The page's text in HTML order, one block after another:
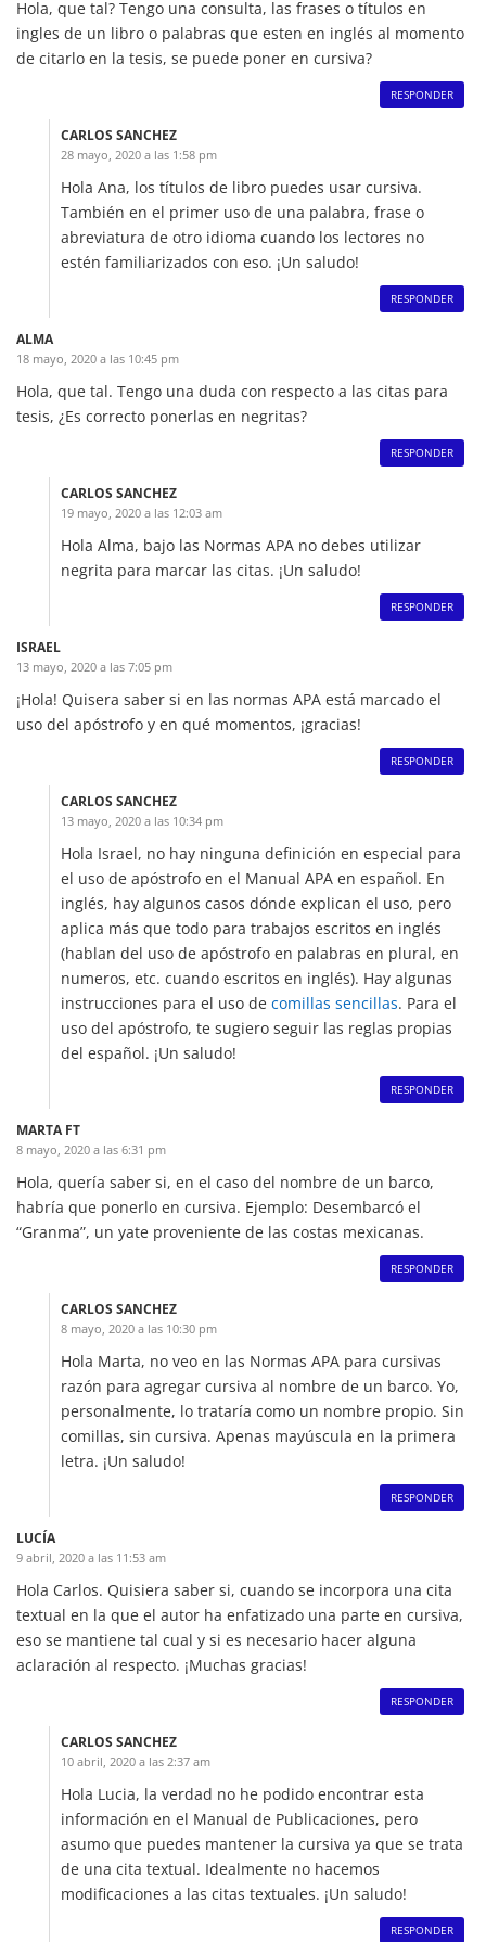
Hola, que tal? Tengo una consulta, las frases o títulos en
ingles de un libro o palabras que esten en inglés al momento
de citarlo en la tesis, se puede poner en cursiva?
RESPONDER
CARLOS SANCHEZ
28 mayo, 2020 a las 1:58 pm
Hola Ana, los títulos de libro puedes usar cursiva.
También en el primer uso de una palabra, frase o
abreviatura de otro idioma cuando los lectores no
estén familiarizados con eso. ¡Un saludo!
RESPONDER
ALMA
18 mayo, 2020 a las 10:45 pm
Hola, que tal. Tengo una duda con respecto a las citas para
tesis, ¿Es correcto ponerlas en negritas?
RESPONDER
CARLOS SANCHEZ
19 mayo, 2020 a las 12:03 am
Hola Alma, bajo las Normas APA no debes utilizar
negrita para marcar las citas. ¡Un saludo!
RESPONDER
ISRAEL
13 mayo, 2020 a las 7:05 pm
¡Hola! Quisera saber si en las normas APA está marcado el
uso del apóstrofo y en qué momentos, ¡gracias!
RESPONDER
CARLOS SANCHEZ
13 mayo, 2020 a las 10:34 pm
Hola Israel, no hay ninguna definición en especial para
el uso de apóstrofo en el Manual APA en español. En
inglés, hay algunos casos dónde explican el uso, pero
aplica más que todo para trabajos escritos en inglés
(hablan del uso de apóstrofo en palabras en plural, en
numeros, etc. cuando escritos en inglés). Hay algunas
instrucciones para el uso de comillas sencillas. Para el
uso del apóstrofo, te sugiero seguir las reglas propias
del español. ¡Un saludo!
RESPONDER
MARTA FT
8 mayo, 2020 a las 6:31 pm
Hola, quería saber si, en el caso del nombre de un barco,
habría que ponerlo en cursiva. Ejemplo: Desembarcó el
“Granma”, un yate proveniente de las costas mexicanas.
RESPONDER
CARLOS SANCHEZ
8 mayo, 2020 a las 10:30 pm
Hola Marta, no veo en las Normas APA para cursivas
razón para agregar cursiva al nombre de un barco. Yo,
personalmente, lo trataría como un nombre propio. Sin
comillas, sin cursiva. Apenas mayúscula en la primera
letra. ¡Un saludo!
RESPONDER
LUCÍA
9 abril, 2020 a las 11:53 am
Hola Carlos. Quisiera saber si, cuando se incorpora una cita
textual en la que el autor ha enfatizado una parte en cursiva,
eso se mantiene tal cual y si es necesario hacer alguna
aclaración al respecto. ¡Muchas gracias!
RESPONDER
CARLOS SANCHEZ
10 abril, 2020 a las 2:37 am
Hola Lucia, la verdad no he podido encontrar esta
información en el Manual de Publicaciones, pero
asumo que puedes mantener la cursiva ya que se trata
de una cita textual. Idealmente no hacemos
modificaciones a las citas textuales. ¡Un saludo!
RESPONDER